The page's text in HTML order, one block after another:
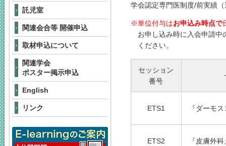
学会認定専門医制度/前実績
単位付与はお申込み時点で
お申し込み時に入会申請
ください。
セッション
番号
ETS1 『ダーモ
ETS2 『皮膚外
託児室
関連会合等 開催申込
取材申込について
関連学会
ポスター掲示申込
English
リンク